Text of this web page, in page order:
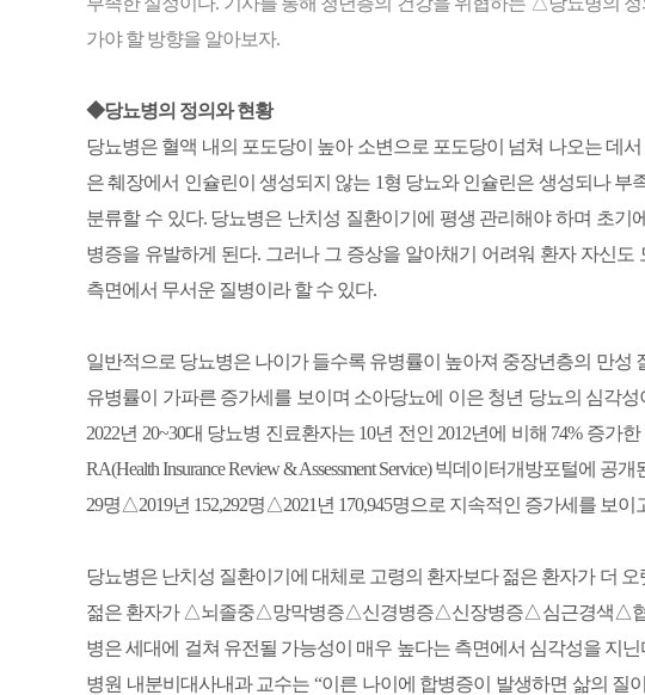
가야 할 방향을 알아보자.
◆당뇨병의 정의와 현황
당뇨병은 혈액 내의 포도당이 높아 소변으로 포도당이 넘쳐 나오는 데
은 췌장에서 인슐린이 생성되지 않는 1형 당뇨와 인슐린은 생성되나 부
분류할 수 있다. 당뇨병은 난치성 질환이기에 평생 관리해야 하며 초
병증을 유발하게 된다. 그러나 그 증상을 알아채기 어려워 환자 자신
측면에서 무서운 질병이라 할 수 있다.
일반적으로 당뇨병은 나이가 들수록 유병률이 높아져 중장년층의 만성
유병률이 가파른 증가세를 보이며 소아당뇨에 이은 청년 당뇨의 심각
2022년 20~30대 당뇨병 진료환자는 10년 전인 2012년에 비해 74% 증
RA(Health Insurance Review & Assessment Service) 빅데이터개방포털에
29명△2019년 152,292명△2021년 170,945명으로 지속적인 증가세를 보이
당뇨병은 난치성 질환이기에 대체로 고령의 환자보다 젊은 환자가 더
젊은 환자가 △뇌졸중△망막병증△신경병증△신장병증△심근경색△협
병은 세대에 걸쳐 유전될 가능성이 매우 높다는 측면에서 심각성을 지
병원 내분비대사내과 교수는 “이른 나이에 합병증이 발생하면 삶의 질